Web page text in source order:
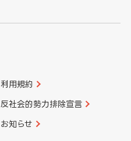
利用規約
反社会的勢力排除宣言
お知らせ